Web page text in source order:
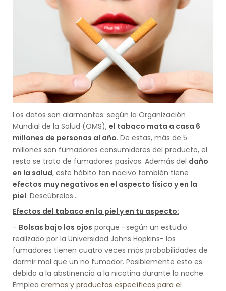
Los datos son alarmantes: según la Organización
Mundial de la Salud (OMS), el tabaco mata a casa 6
millones de personas al año. De estas, más de 5
millones son fumadores consumidores del producto, el
resto se trata de fumadores pasivos. Además del daño
en la salud, este hábito tan nocivo también tiene
efectos muy negativos en el aspecto físico y en la
piel. Descúbrelos…
Efectos del tabaco en la piel y en tu aspecto:
- Bolsas bajo los ojos porque –según un estudio
realizado por la Universidad Johns Hopkins- los
fumadores tienen cuatro veces más probabilidades de
dormir mal que un no fumador. Posiblemente esto es
debido a la abstinencia a la nicotina durante la noche.
Emplea cremas y productos específicos para el